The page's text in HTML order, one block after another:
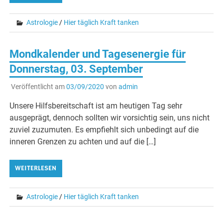
Astrologie / Hier täglich Kraft tanken
Mondkalender und Tagesenergie für
Donnerstag, 03. September
Veröffentlicht am03/09/2020 von admin
Unsere Hilfsbereitschaft ist am heutigen Tag sehr
ausgeprägt, dennoch sollten wir vorsichtig sein, uns nicht
zuviel zuzumuten. Es empfiehlt sich unbedingt auf die
inneren Grenzen zu achten und auf die […]
WEITERLESEN
Astrologie / Hier täglich Kraft tanken